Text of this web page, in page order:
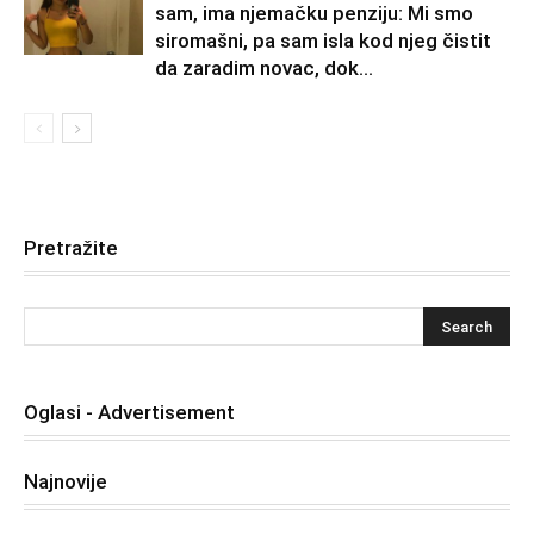
sam, ima njemačku penziju: Mi smo
siromašni, pa sam isla kod njeg čistit
da zaradim novac, dok...
Pretražite
Oglasi - Advertisement
Najnovije